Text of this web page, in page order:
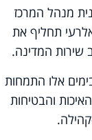
מנהל המרכז
תחליף את
שירות המדינה.
אלו התמחות
והבטיחות